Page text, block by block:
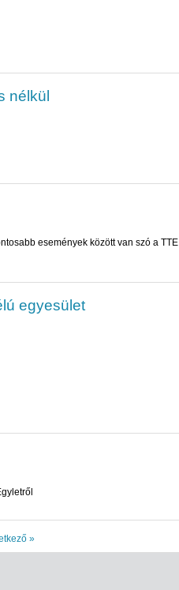
nélkül
események között van szó a TTE
egyesület
»